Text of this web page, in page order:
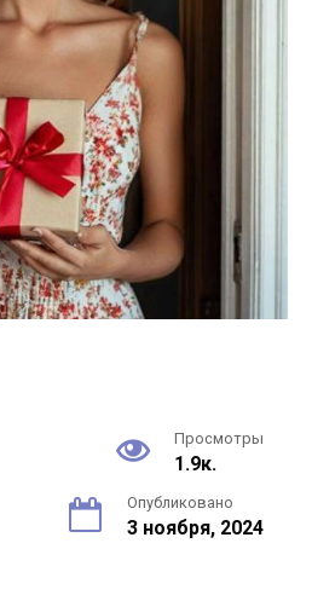
Просмотры
1.9к.
Опубликовано
3 ноября, 2024